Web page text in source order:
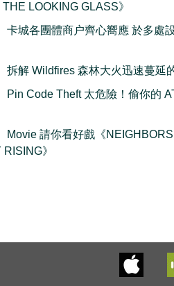
LOOKING GLASS》
卡城各團體商户齊心嚮應 於多處
拆解 Wildfires 森林大火迅速蔓延
Pin Code Theft 太危險！偷你的
Movie 請你看好戲《
》